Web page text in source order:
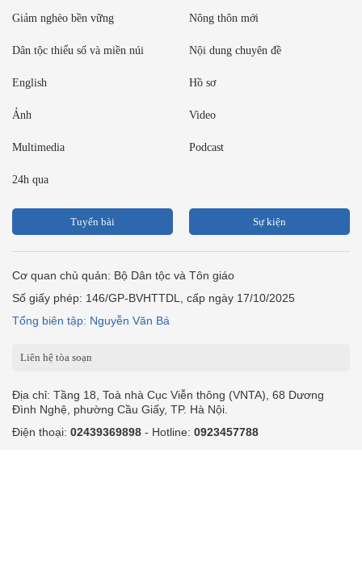
Giảm nghèo bền vững Nông thôn mới
Dân tộc thiểu số và miền núi Nội dung chuyên đề
English Hồ sơ
Ảnh Video
Multimedia Podcast
24h qua
Tuyến bài Sự kiện
Cơ quan chủ quản: Bộ Dân tộc và Tôn giáo
Số giấy phép: 146/GP-BVHTTDL, cấp ngày 17/10/2025
Tổng biên tập: Nguyễn Văn Bá
Liên hệ tòa soạn
Địa chỉ: Tầng 18, Toà nhà Cục Viễn thông (VNTA), 68 Dương
Đình Nghệ, phường Cầu Giấy, TP. Hà Nội.
Điện thoại: 02439369898 - Hotline: 0923457788